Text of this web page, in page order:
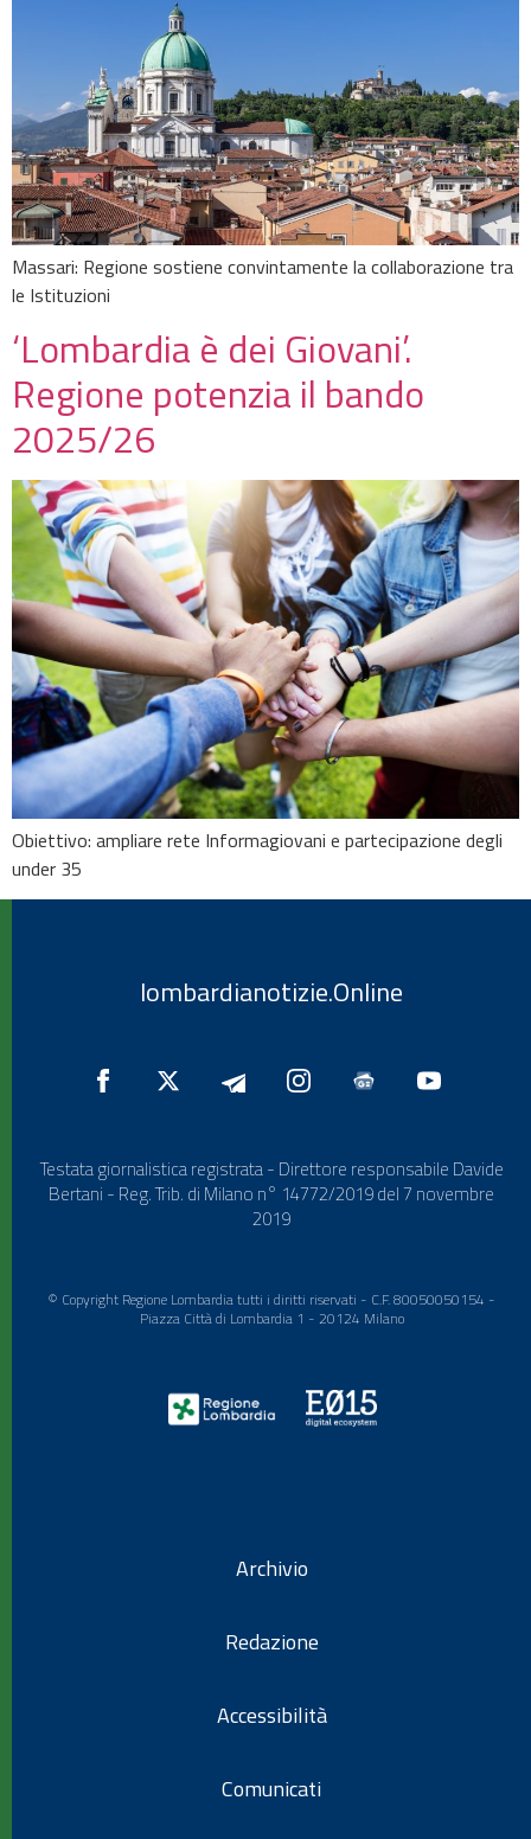
Massari: Regione sostiene convintamente la collaborazione tra
le Istituzioni
‘Lombardia è dei Giovani’.
Regione potenzia il bando
2025/26
Obiettivo: ampliare rete Informagiovani e partecipazione degli
under 35
lombardianotizie.Online
Testata giornalistica registrata - Direttore responsabile Davide
Bertani - Reg. Trib. di Milano n° 14772/2019 del 7 novembre
2019
© Copyright Regione Lombardia tutti i diritti riservati - C.F. 80050050154 -
Piazza Città di Lombardia 1 - 20124 Milano
Archivio
Redazione
Accessibilità
Comunicati